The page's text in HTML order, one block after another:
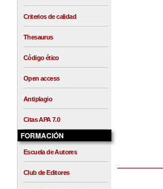
Criterios de calidad
Thesaurus
Código ético
Open access
Antiplagio
Citas APA 7.0
FORMACIÓN
Escuela de Autores
Club de Editores